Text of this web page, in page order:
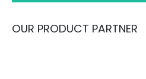
OUR PRODUCT PARTNER